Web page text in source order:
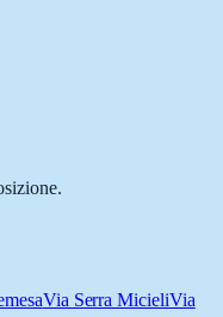
Via Serra MicieliVia